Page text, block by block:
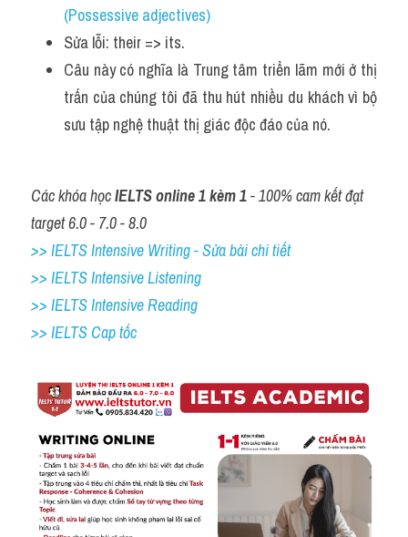
(Possessive adjectives)
Sửa lỗi: their => its.
Câu này có nghĩa là Trung tâm triển lãm mới ở thị
trấn của chúng tôi đã thu hút nhiều du khách vì bộ
sưu tập nghệ thuật thị giác độc đáo của nó.
Các khóa học IELTS online 1 kèm 1 - 100% cam kết đạt
target 6.0 - 7.0 - 8.0
>> IELTS Intensive Writing - Sửa bài chi tiết
>> IELTS Intensive Listening
>> IELTS Intensive Reading
>> IELTS Cap tốc